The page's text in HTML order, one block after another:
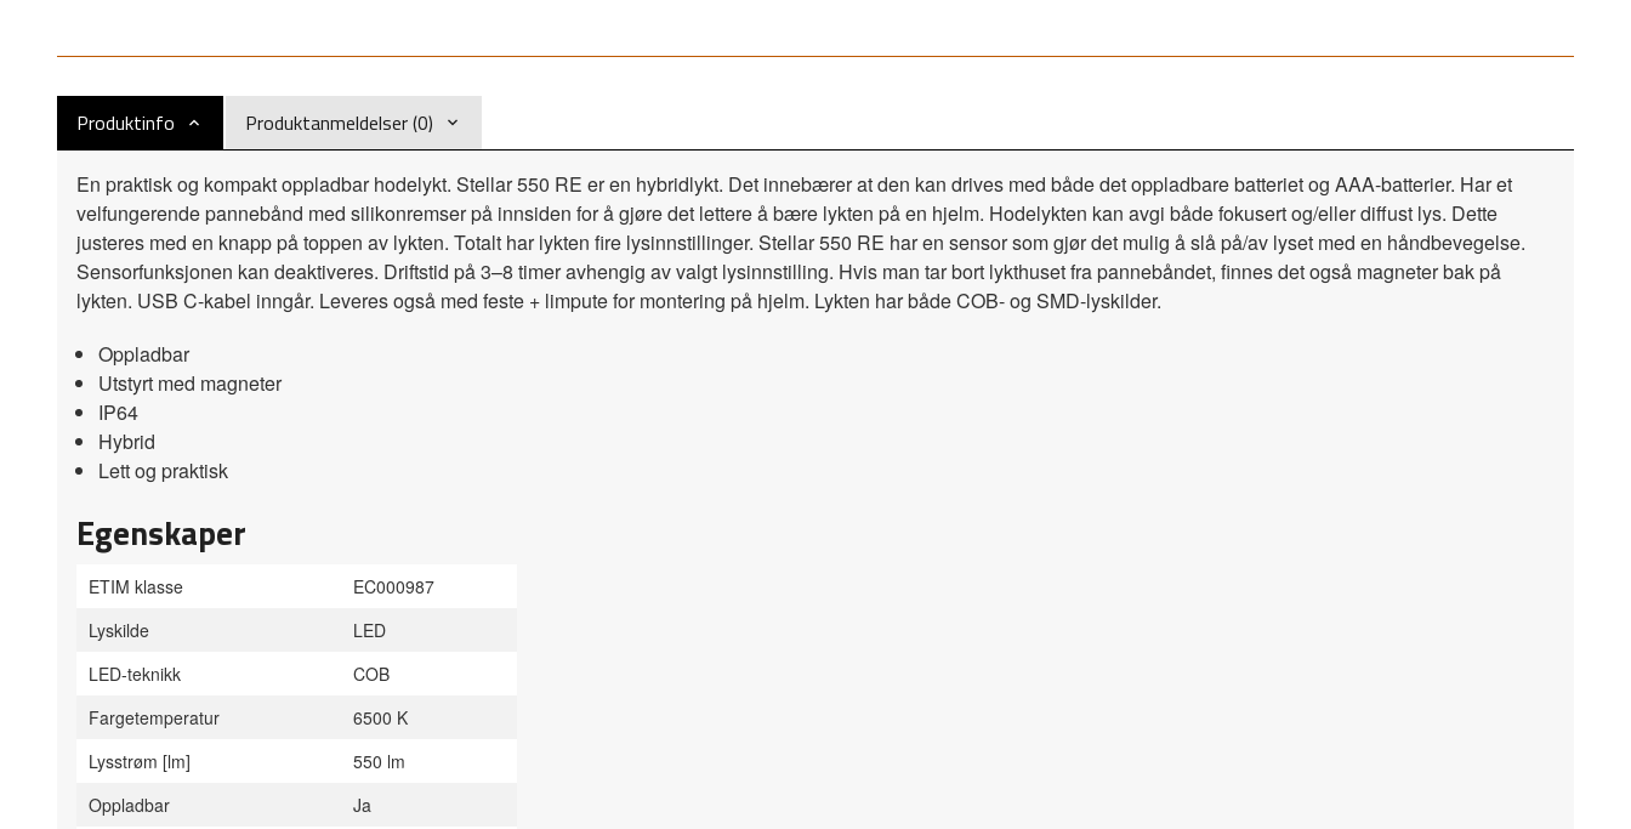
Produktinfo Produktanmeldelser (0)
En praktisk og kompakt oppladbar hodelykt. Stellar 550 RE er en hybridlykt. Det innebærer at den kan drives med både det oppladbare batteriet og AAA-batterier. Har et
velfungerende pannebånd med silikonremser på innsiden for å gjøre det lettere å bære lykten på en hjelm. Hodelykten kan avgi både fokusert og/eller diffust lys. Dette
justeres med en knapp på toppen av lykten. Totalt har lykten fire lysinnstillinger. Stellar 550 RE har en sensor som gjør det mulig å slå på/av lyset med en håndbevegelse.
Sensorfunksjonen kan deaktiveres. Driftstid på 3–8 timer avhengig av valgt lysinnstilling. Hvis man tar bort lykthuset fra pannebåndet, finnes det også magneter bak på
lykten. USB C-kabel inngår. Leveres også med feste + limpute for montering på hjelm. Lykten har både COB- og SMD-lyskilder.
Oppladbar
Utstyrt med magneter
IP64
Hybrid
Lett og praktisk
Egenskaper
ETIM klasse
EC000987
Lyskilde
LED
LED-teknikk
COB
Fargetemperatur
6500 K
Lysstrøm [lm]
550 lm
Oppladbar
Ja